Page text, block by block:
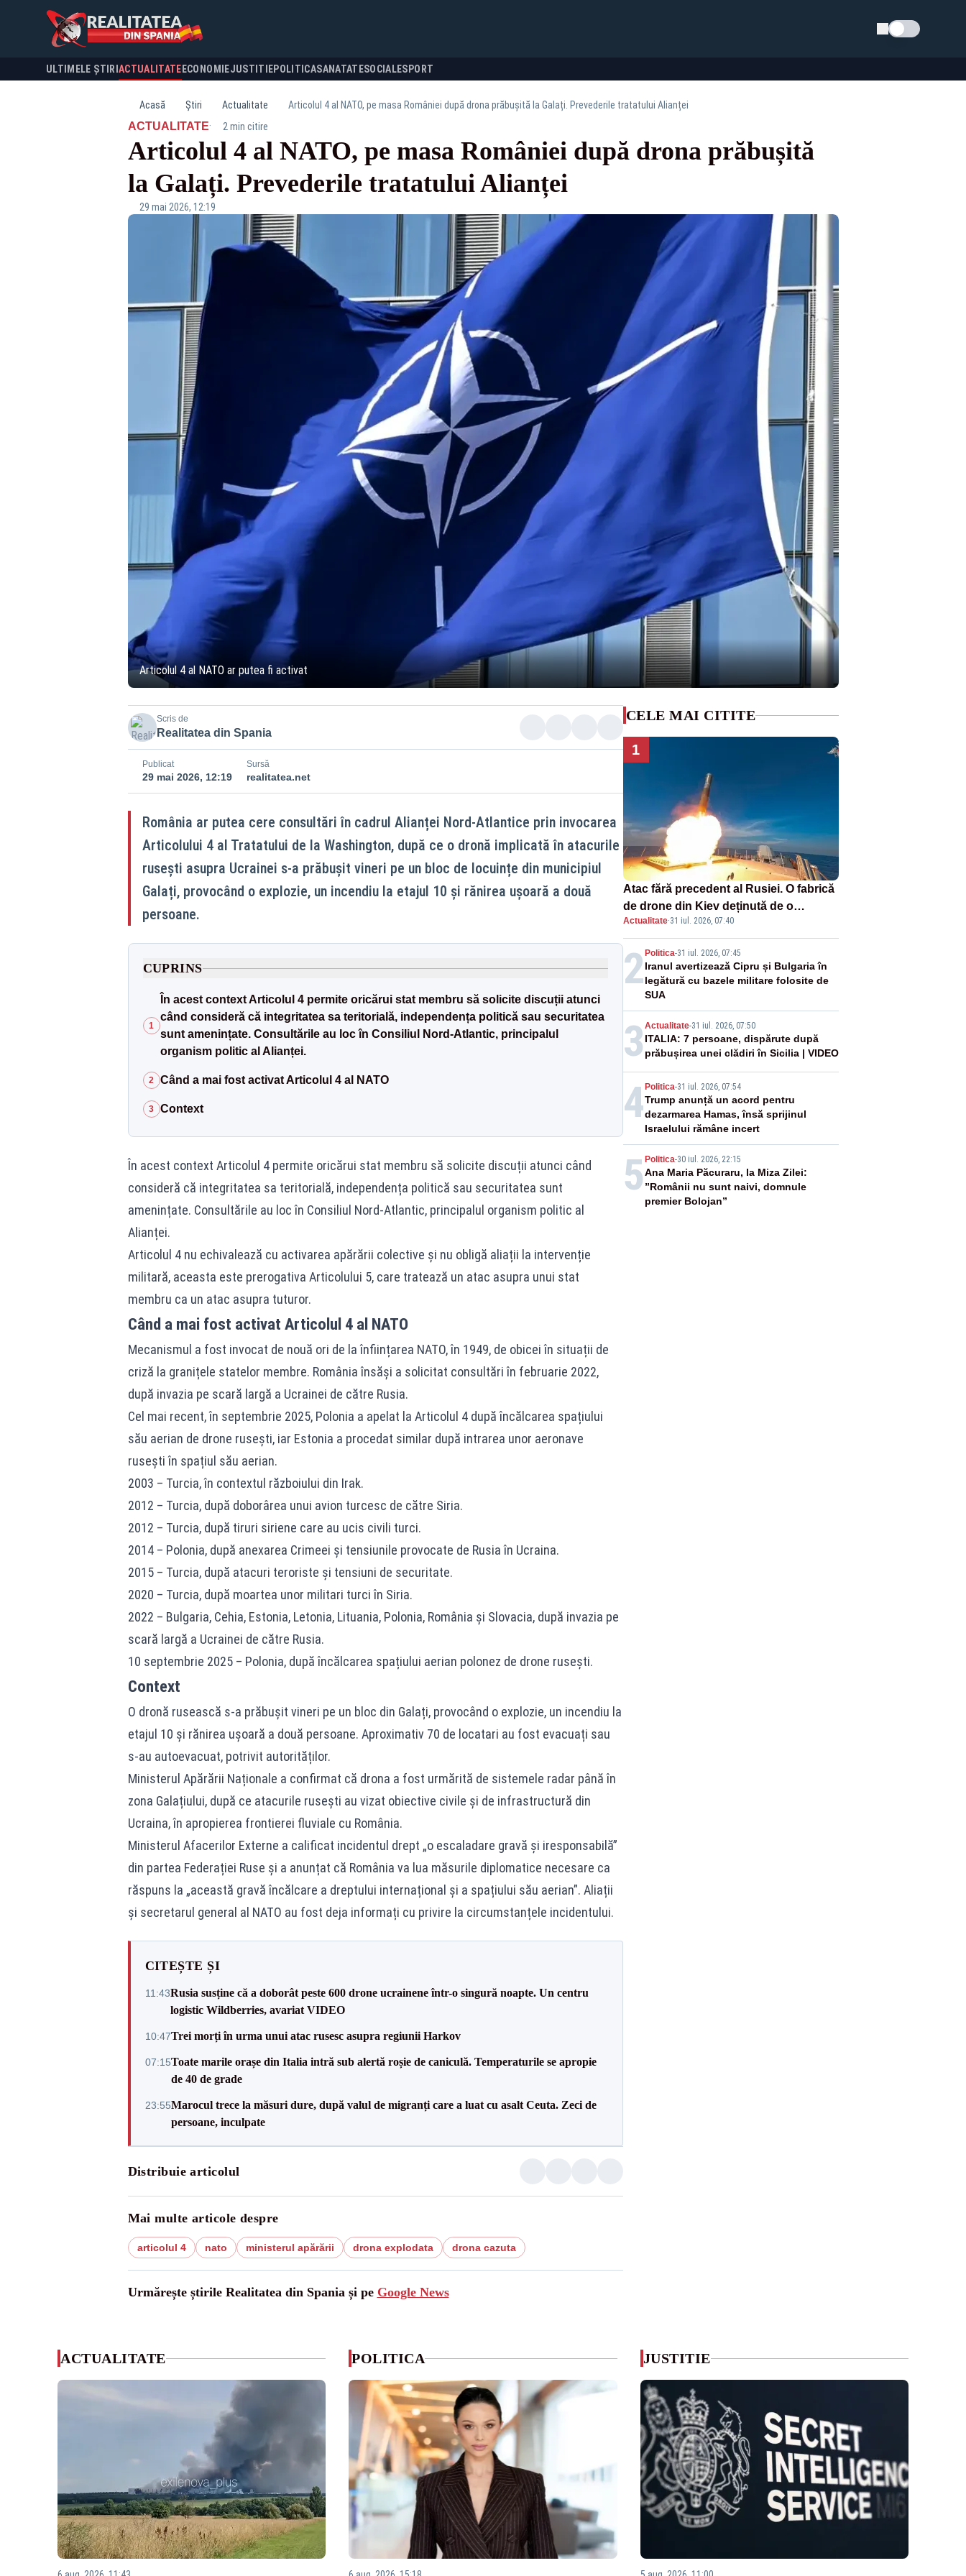
Schimba tema
ULTIMELE ȘTIRI ACTUALITATE ECONOMIEJUSTITIEPOLITICASANATATESOCIALESPORT
Acasă Știri Actualitate Articolul 4 al NATO, pe masa României după drona prăbușită la Galați. Prevederile tratatului Alianței
ACTUALITATE· 2 min citire
Articolul 4 al NATO, pe masa României după drona prăbușită
la Galați. Prevederile tratatului Alianței
29 mai 2026, 12:19
Articolul 4 al NATO ar putea fi activat
Scris de
Realitatea din Spania
Publicat
29 mai 2026, 12:19
Sursă
realitatea.net
România ar putea cere consultări în cadrul Alianței Nord-Atlantice prin invocarea
Articolului 4 al Tratatului de la Washington, după ce o dronă implicată în atacurile
rusești asupra Ucrainei s-a prăbușit vineri pe un bloc de locuințe din municipiul
Galați, provocând o explozie, un incendiu la etajul 10 și rănirea ușoară a două
persoane.
CUPRINS
1
În acest context Articolul 4 permite oricărui stat membru să solicite discuții atunci
când consideră că integritatea sa teritorială, independența politică sau securitatea
sunt amenințate. Consultările au loc în Consiliul Nord-Atlantic, principalul
organism politic al Alianței.
2 Când a mai fost activat Articolul 4 al NATO
3 Context
În acest context Articolul 4 permite oricărui stat membru să solicite discuții atunci când
consideră că integritatea sa teritorială, independența politică sau securitatea sunt
amenințate. Consultările au loc în Consiliul Nord-Atlantic, principalul organism politic al
Alianței.
Articolul 4 nu echivalează cu activarea apărării colective și nu obligă aliații la intervenție
militară, aceasta este prerogativa Articolului 5, care tratează un atac asupra unui stat
membru ca un atac asupra tuturor.
Când a mai fost activat Articolul 4 al NATO
Mecanismul a fost invocat de nouă ori de la înființarea NATO, în 1949, de obicei în situații de
criză la granițele statelor membre. România însăși a solicitat consultări în februarie 2022,
după invazia pe scară largă a Ucrainei de către Rusia.
Cel mai recent, în septembrie 2025, Polonia a apelat la Articolul 4 după încălcarea spațiului
său aerian de drone rusești, iar Estonia a procedat similar după intrarea unor aeronave
rusești în spațiul său aerian.
2003 – Turcia, în contextul războiului din Irak.
2012 – Turcia, după doborârea unui avion turcesc de către Siria.
2012 – Turcia, după tiruri siriene care au ucis civili turci.
2014 – Polonia, după anexarea Crimeei și tensiunile provocate de Rusia în Ucraina.
2015 – Turcia, după atacuri teroriste și tensiuni de securitate.
2020 – Turcia, după moartea unor militari turci în Siria.
2022 – Bulgaria, Cehia, Estonia, Letonia, Lituania, Polonia, România și Slovacia, după invazia pe
scară largă a Ucrainei de către Rusia.
10 septembrie 2025 – Polonia, după încălcarea spațiului aerian polonez de drone rusești.
Context
O dronă rusească s-a prăbușit vineri pe un bloc din Galați, provocând o explozie, un incendiu la
etajul 10 și rănirea ușoară a două persoane. Aproximativ 70 de locatari au fost evacuați sau
s-au autoevacuat, potrivit autorităților.
Ministerul Apărării Naționale a confirmat că drona a fost urmărită de sistemele radar până în
zona Galațiului, după ce atacurile rusești au vizat obiective civile și de infrastructură din
Ucraina, în apropierea frontierei fluviale cu România.
Ministerul Afacerilor Externe a calificat incidentul drept „o escaladare gravă și iresponsabilă”
din partea Federației Ruse și a anunțat că România va lua măsurile diplomatice necesare ca
răspuns la „această gravă încălcare a dreptului internațional și a spațiului său aerian”. Aliații
și secretarul general al NATO au fost deja informați cu privire la circumstanțele incidentului.
CITEȘTE ȘI
11:43Rusia susține că a doborât peste 600 drone ucrainene într-o singură noapte. Un centru
logistic Wildberries, avariat VIDEO
10:47Trei morți în urma unui atac rusesc asupra regiunii Harkov
07:15Toate marile orașe din Italia intră sub alertă roșie de caniculă. Temperaturile se apropie
de 40 de grade
23:55Marocul trece la măsuri dure, după valul de migranți care a luat cu asalt Ceuta. Zeci de
persoane, inculpate
Distribuie articolul
Mai multe articole despre
articolul 4 nato ministerul apărării drona explodata drona cazuta
Urmărește știrile Realitatea din Spania și pe Google News
CELE MAI CITITE
1
Atac fără precedent al Rusiei. O fabrică
de drone din Kiev deținută de o
companie americană, distrusă de o
rachetă rusească
Actualitate·31 iul. 2026, 07:40
2 Politica-31 iul. 2026, 07:45
Iranul avertizează Cipru și Bulgaria în
legătură cu bazele militare folosite de
SUA
3 Actualitate-31 iul. 2026, 07:50
ITALIA: 7 persoane, dispărute după
prăbușirea unei clădiri în Sicilia | VIDEO
4 Politica-31 iul. 2026, 07:54
Trump anunță un acord pentru
dezarmarea Hamas, însă sprijinul
Israelului rămâne incert
5 Politica-30 iul. 2026, 22:15
Ana Maria Păcuraru, la Miza Zilei:
”Românii nu sunt naivi, domnule
premier Bolojan”
ACTUALITATE POLITICA JUSTITIE